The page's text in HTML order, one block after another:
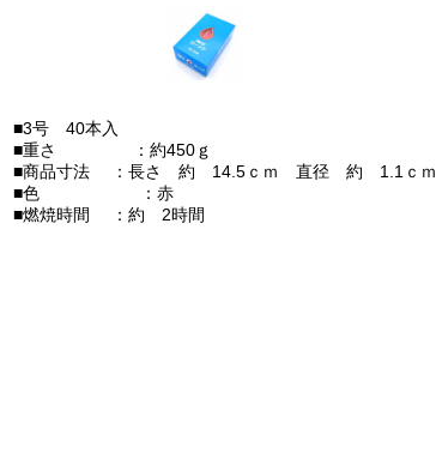
■3号 40本入
■重さ ：約450ｇ
■商品寸法 ：長さ 約 14.5ｃｍ 直径 約 1.1ｃｍ
■色 ：赤
■燃焼時間 ：約 2時間